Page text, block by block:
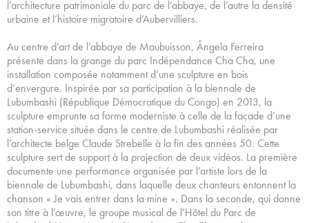
l’architecture patrimoniale du parc de l’abbaye, de l’autre la densité
urbaine et l’histoire migratoire d’Aubervilliers.
Au centre d’art de l’abbaye de Maubuisson, Ângela Ferreira
présente dans la grange du parc Indépendance Cha Cha, une
installation composée notamment d’une sculpture en bois
d’envergure. Inspirée par sa participation à la biennale de
Lubumbashi (République Démocratique du Congo) en 2013, la
sculpture emprunte sa forme moderniste à celle de la façade d’une
station-service située dans le centre de Lubumbashi réalisée par
l’architecte belge Claude Strebelle à la fin des années 50. Cette
sculpture sert de support à la projection de deux vidéos. La première
documente une performance organisée par l’artiste lors de la
biennale de Lubumbashi, dans laquelle deux chanteurs entonnent la
chanson « Je vais entrer dans la mine ». Dans la seconde, qui donne
son titre à l’œuvre, le groupe musical de l’Hôtel du Parc de